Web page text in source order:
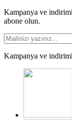
Kampanya ve
abone olun.
Kampanya ve